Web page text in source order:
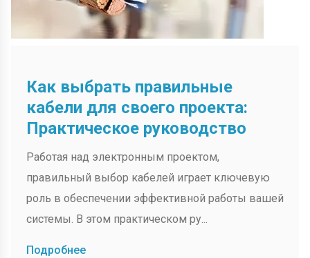
Как выбрать правильные
кабели для своего проекта:
Практическое руководство
Работая над электронным проектом,
правильный выбор кабелей играет ключевую
роль в обеспечении эффективной работы вашей
системы. В этом практическом ру...
Подробнее